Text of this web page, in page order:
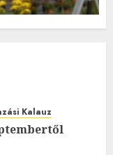
Kalauz